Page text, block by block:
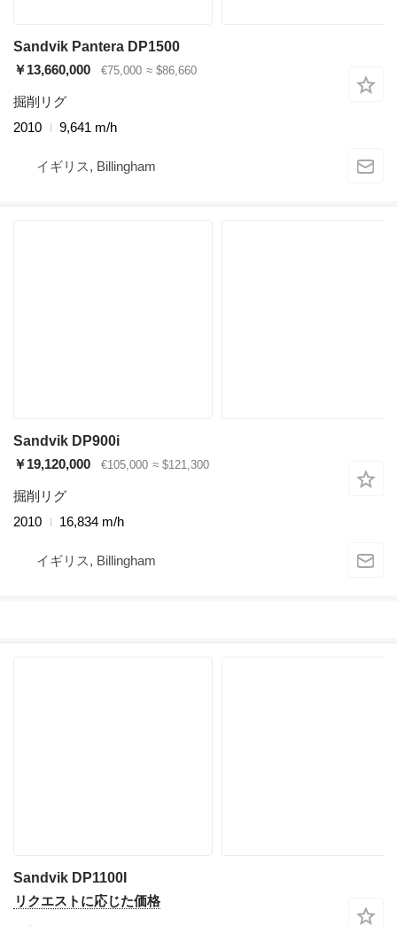
Sandvik Pantera DP1500
￥13,660,000
€75,000 ≈ $86,660
掘削リグ
2010
9,641 m/h
イギリス, Billingham
Sandvik DP900i
￥19,120,000
€105,000 ≈ $121,300
掘削リグ
2010
16,834 m/h
イギリス, Billingham
Sandvik DP1100I
リクエストに応じた価格